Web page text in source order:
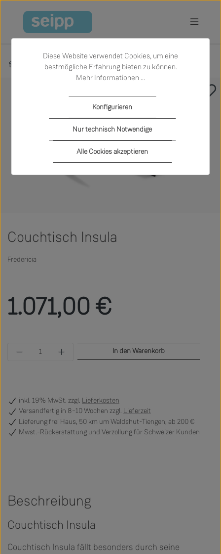
Zum Hauptinhalt springen
Produkte Wohnen Beistelltische
Couchtisch Insula
Fredericia
1.071,00 €
Produkt Anzahl: Gib den gewünschten Wert
In den Warenkorb
inkl. 19% MwSt. zzgl. Lieferkosten
Versandfertig in 8–10 Wochen zzgl. Lieferzeit
Lieferung frei Haus, 50 km um Waldshut-Tiengen, ab 200 €
Mwst.-Rückerstattung und Verzollung für Schweizer Kunden
Beschreibung
Couchtisch Insula
Couchtisch Insula fällt besonders durch seine
Diese Website verwendet Cookies, um eine
bestmögliche Erfahrung bieten zu können.
Mehr Informationen ...
Nur technisch Notwendige
Konfigurieren
Alle Cookies akzeptieren